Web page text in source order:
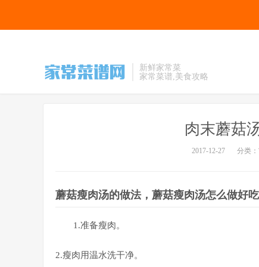
新鲜家常菜
家常菜谱,美食攻略
肉末蘑菇
2017-12-27 分类：
蘑菇瘦肉汤的做法，蘑菇瘦肉汤怎么做好
1.准备瘦肉。
2.瘦肉用温水洗干净。